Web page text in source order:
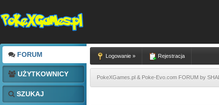
FORUM
UŻYTKOWNICY
SZUKAJ
Logowanie » Rejestracja
PokeXGames.pl & Poke-Evo.com FORUM by